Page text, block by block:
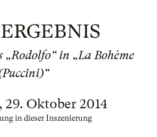
in „La Bohème
Oktober 2014
in dieser Inszenierung